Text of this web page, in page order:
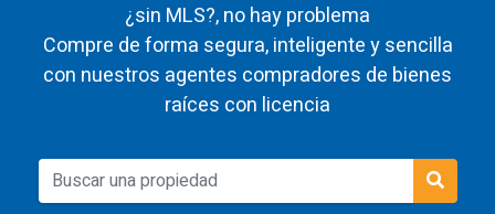
¿sin MLS?, no hay problema
Compre de forma segura, inteligente y sencilla
con nuestros agentes compradores de bienes
raíces con licencia